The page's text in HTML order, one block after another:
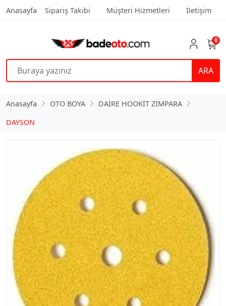
Anasayfa Sipariş Takibi Müşteri Hizmetleri İletişim
ARA
0
Anasayfa OTO BOYA
DAİRE HOOKİT ZIMPARA
DAYSON